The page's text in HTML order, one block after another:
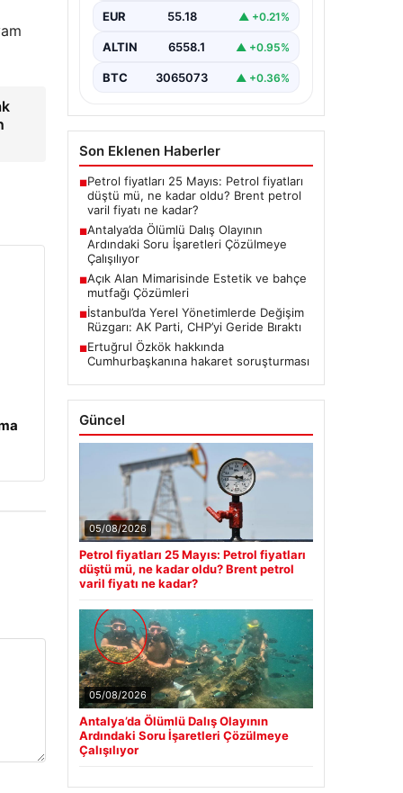
Antalya’da geçtiğimiz yıl yaşanan
ve ölümle sonuçlanan tüplü dalış
olayı, dalış sektöründe ciddi
soru…
EUR 55.18 ▲ +0.21%
ALTIN 6558.1 ▲ +0.95%
BTC 3065073 ▲ +0.36%
Son Eklenen Haberler
■Petrol fiyatları 25 Mayıs: Petrol fiyatları
düştü mü, ne kadar oldu? Brent petrol
varil fiyatı ne kadar?
■Antalya’da Ölümlü Dalış Olayının
Ardındaki Soru İşaretleri Çözülmeye
Çalışılıyor
■Açık Alan Mimarisinde Estetik ve bahçe
mutfağı Çözümleri
■İstanbul’da Yerel Yönetimlerde Değişim
Rüzgarı: AK Parti, CHP’yi Geride Bıraktı
■Ertuğrul Özkök hakkında
Cumhurbaşkanına hakaret soruşturması
Güncel
05/08/2026
Petrol fiyatları 25 Mayıs: Petrol fiyatları
düştü mü, ne kadar oldu? Brent petrol
varil fiyatı ne kadar?
05/08/2026
Antalya’da Ölümlü Dalış Olayının
Ardındaki Soru İşaretleri Çözülmeye
Çalışılıyor